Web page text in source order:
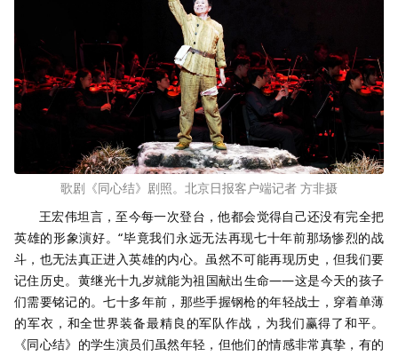
歌剧《同心结》剧照。北京日报客户端记者 方非摄
王宏伟坦言，至今每一次登台，他都会觉得自己还没有完全把
英雄的形象演好。“毕竟我们永远无法再现七十年前那场惨烈的战
斗，也无法真正进入英雄的内心。虽然不可能再现历史，但我们要
记住历史。黄继光十九岁就能为祖国献出生命——这是今天的孩子
们需要铭记的。七十多年前，那些手握钢枪的年轻战士，穿着单薄
的军衣，和全世界装备最精良的军队作战，为我们赢得了和平。
《同心结》的学生演员们虽然年轻，但他们的情感非常真挚，有的